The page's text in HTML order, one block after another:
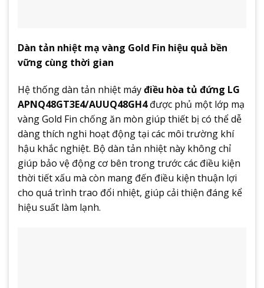
Dàn tản nhiệt mạ vàng Gold Fin hiệu quả bền
vững cùng thời gian
Hệ thống dàn tản nhiệt máyđiều hòa tủ đứng LG
APNQ48GT3E4/AUUQ48GH4được phủ một lớp mạ
vàng Gold Fin chống ăn mòn giúp thiết bị có thể dễ
dàng thích nghi hoạt động tại các môi trường khí
hậu khắc nghiệt. Bộ dàn tản nhiệt này không chỉ
giúp bảo vệ động cơ bên trong trước các điều kiện
thời tiết xấu mà còn mang đến điều kiện thuận lợi
cho quá trình trao đổi nhiệt, giúp cải thiện đáng kể
hiệu suất làm lạnh.